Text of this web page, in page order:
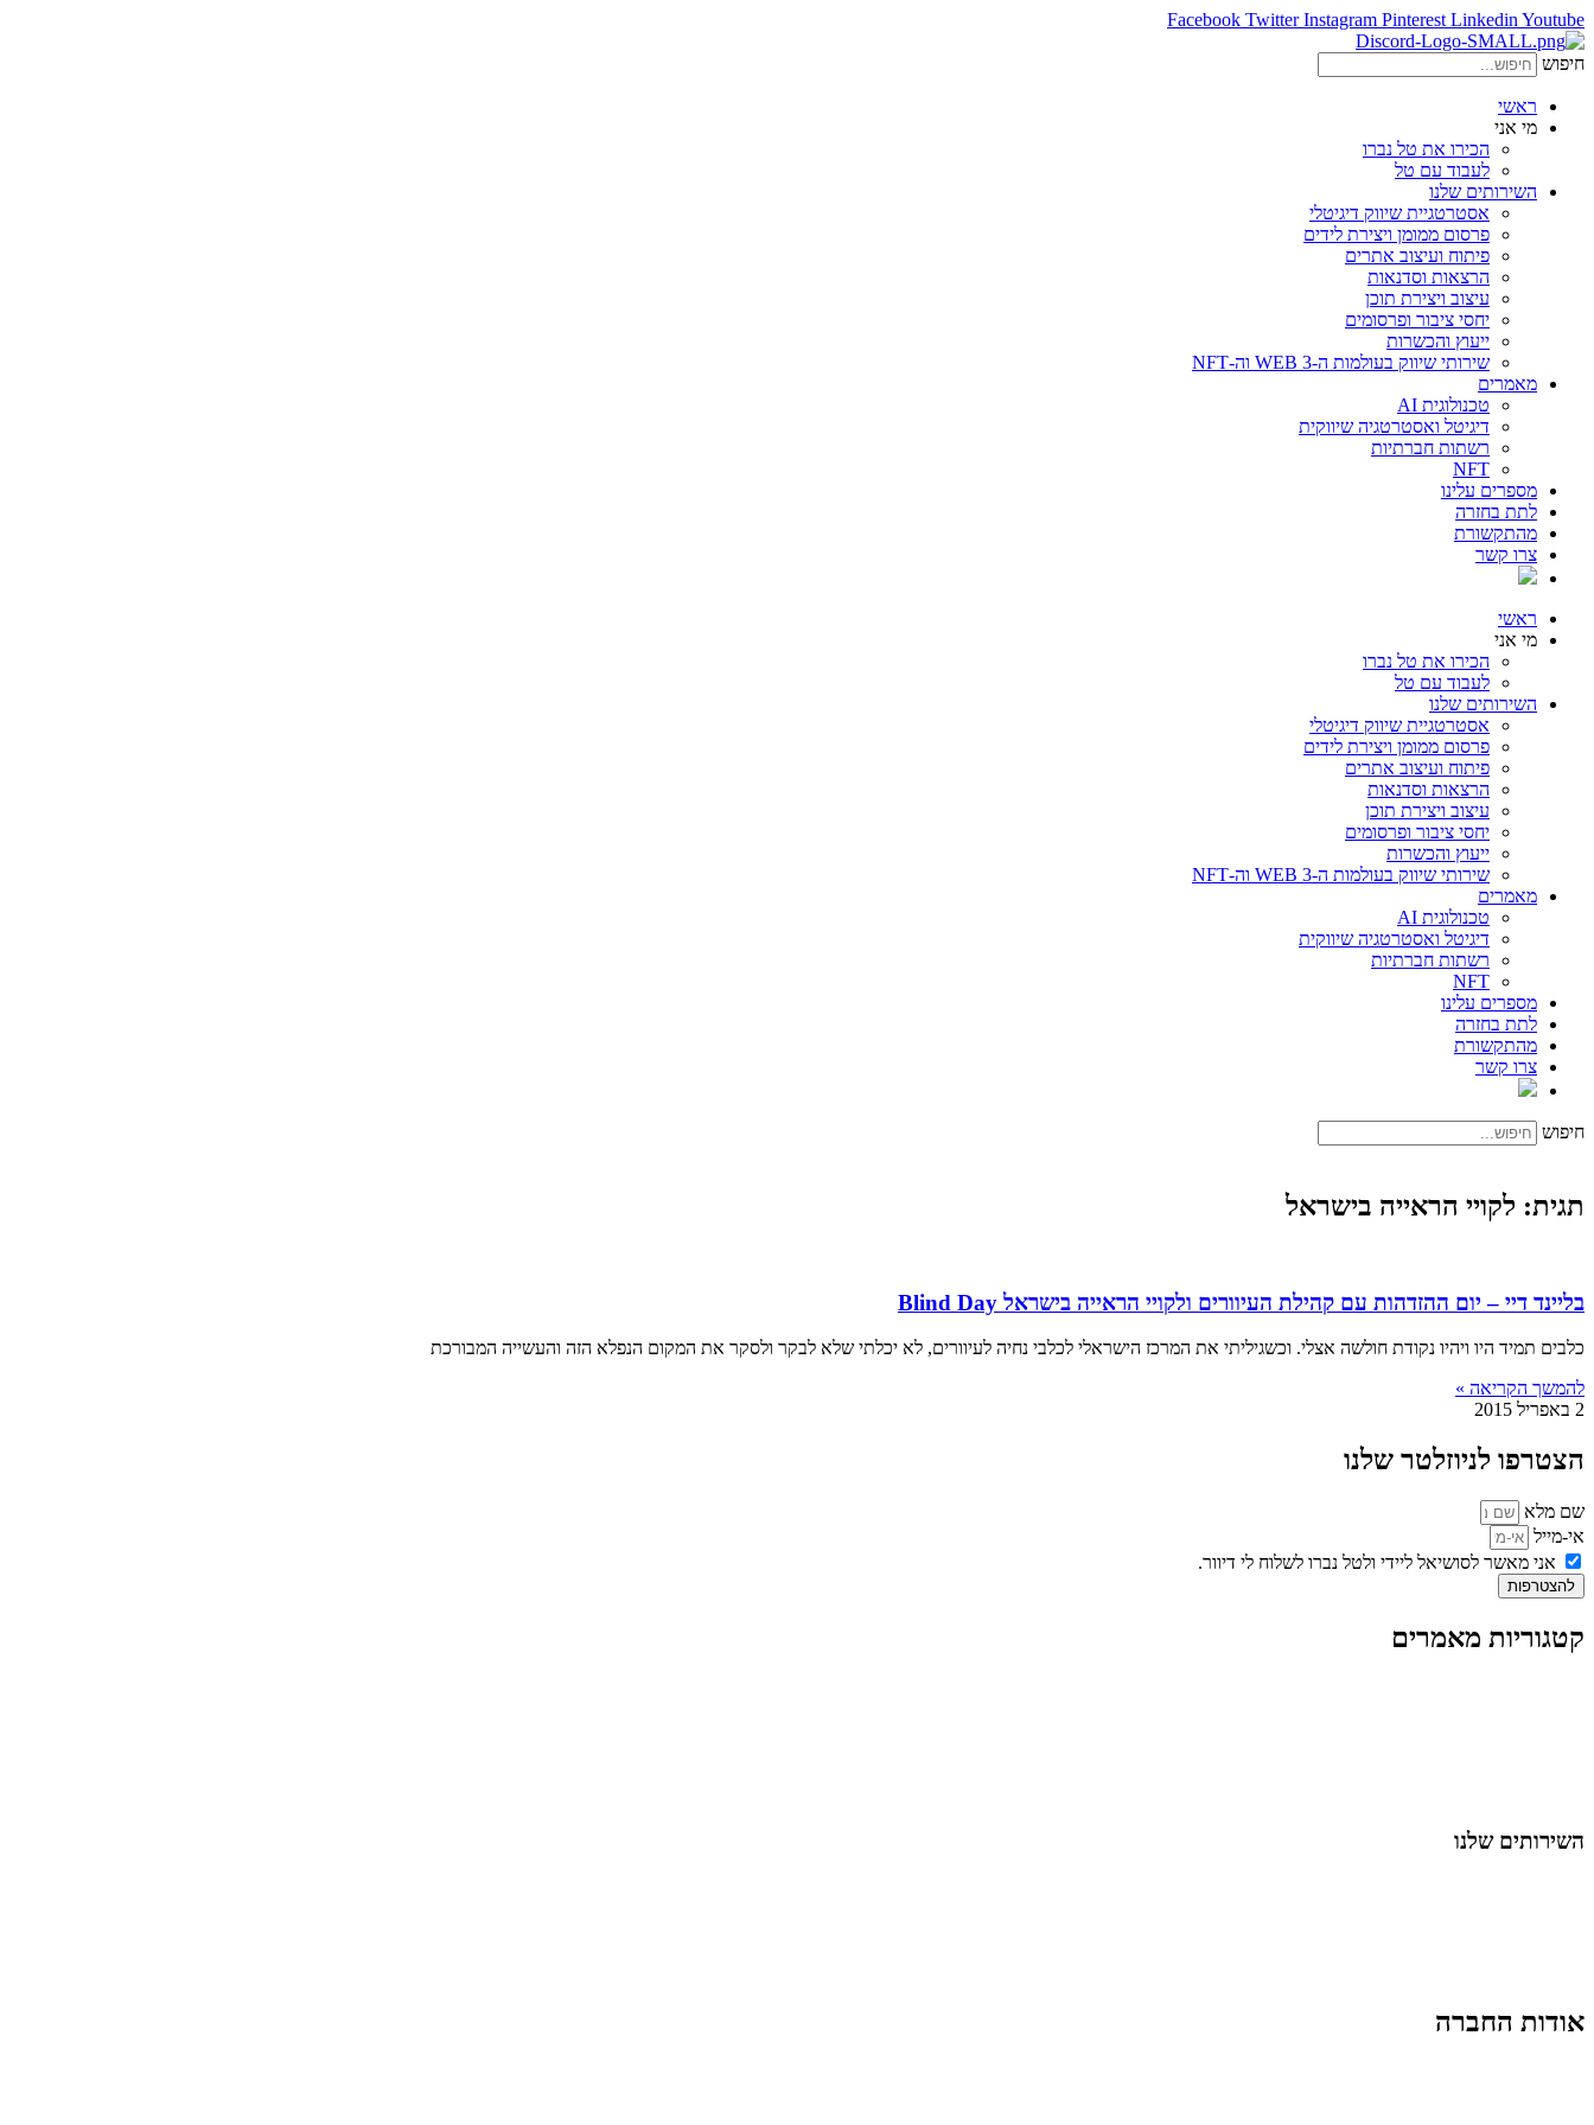
Facebook Twitter Instagram Pinterest Linkedin Youtube
חיפוש
ראשי
מי אני
הכירו את טל נברו
לעבוד עם טל
השירותים שלנו
אסטרטגיית שיווק דיגיטלי
פרסום ממומן ויצירת לידים
פיתוח ועיצוב אתרים
הרצאות וסדנאות
עיצוב ויצירת תוכן
יחסי ציבור ופרסומים
ייעוץ והכשרות
שירותי שיווק בעולמות ה-WEB 3 וה-NFT
מאמרים
טכנולוגית AI
דיגיטל ואסטרטגיה שיווקית
רשתות חברתיות
NFT
מספרים עלינו
לתת בחזרה
מהתקשורת
צרו קשר
ראשי
מי אני
הכירו את טל נברו
לעבוד עם טל
השירותים שלנו
אסטרטגיית שיווק דיגיטלי
פרסום ממומן ויצירת לידים
פיתוח ועיצוב אתרים
הרצאות וסדנאות
עיצוב ויצירת תוכן
יחסי ציבור ופרסומים
ייעוץ והכשרות
שירותי שיווק בעולמות ה-WEB 3 וה-NFT
מאמרים
טכנולוגית AI
דיגיטל ואסטרטגיה שיווקית
רשתות חברתיות
NFT
מספרים עלינו
לתת בחזרה
מהתקשורת
צרו קשר
חיפוש
תגית: לקויי הראייה בישראל
בליינד דיי – יום ההזדהות עם קהילת העיוורים ולקויי הראייה בישראל Blind Day
כלבים תמיד היו ויהיו נקודת חולשה אצלי. וכשגיליתי את המרכז הישראלי לכלבי נחיה לעיוורים, לא יכלתי שלא לבקר ולסקר את המקום הנפלא הזה והעשייה המבורכת
להמשך הקריאה »
2 באפריל 2015
הצטרפו לניוזלטר שלנו
שם מלא
אי-מייל
אני מאשר לסושיאל ליידי ולטל נברו לשלוח לי דיוור.
להצטרפות
קטגוריות מאמרים
השירותים שלנו
אודות החברה